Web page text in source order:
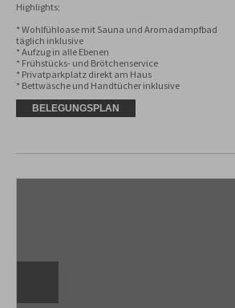
Highlights;
* Wohlfühloase mit Sauna und Aromadampfbad
täglich inklusive
* Aufzug in alle Ebenen
* Frühstücks- und Brötchenservice
* Privatparkplatz direkt am Haus
* Bettwäsche und Handtücher inklusive
BELEGUNGSPLAN